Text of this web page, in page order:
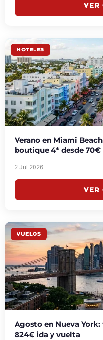
VER
HOTELES
Verano en Miami
boutique 4* desde 70€
2 Jul 2026
VER
VUELOS
Agosto en Nueva
824€ ida y vuelta